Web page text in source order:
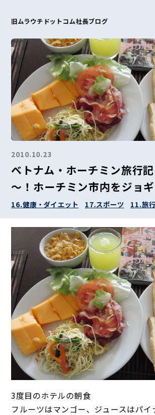
旧ムラウチドットコム社長ブログ
2010.10.23
ベトナム・ホーチミン旅行
～！ホーチミン市内をジョ
16.健康・ダイエット 17.スポーツ 11.旅
3度目のホテルの朝食
フルーツはマンゴー、ジュースはパイ